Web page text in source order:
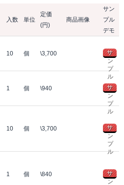
入数 単位
定価
(円)
商品画像
サン
プル
デモ
10 個 \3,700
サ
ン
プ
ル
1 個 \940
サ
ン
プ
ル
10 個 \3,700
サ
ン
プ
ル
1 個 \840
サ
ン